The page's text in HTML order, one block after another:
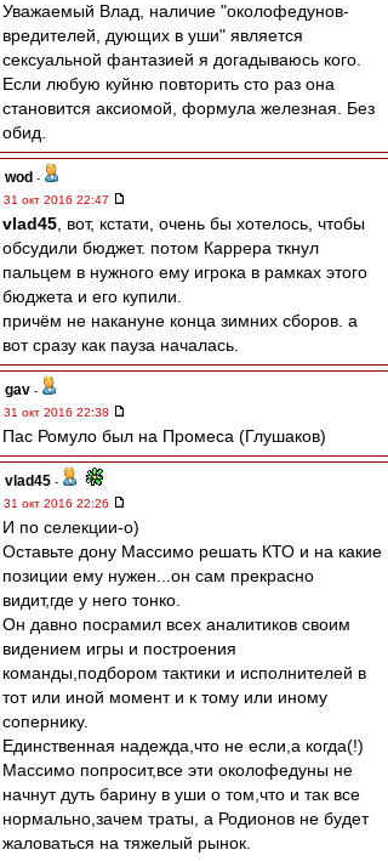
Уважаемый Влад, наличие "околофедунов-
вредителей, дующих в уши" является
сексуальной фантазией я догадываюсь кого.
Если любую куйню повторить сто раз она
становится аксиомой, формула железная. Без
обид.
wod -
31 окт 2016 22:47
vlad45 , вот, кстати, очень бы хотелось, чтобы
обсудили бюджет. потом Каррера ткнул
пальцем в нужного ему игрока в рамках этого
бюджета и его купили.
причём не накануне конца зимних сборов. а
вот сразу как пауза началась.
gav -
31 окт 2016 22:38
Пас Ромуло был на Промеса (Глушаков)
vlad45 -
31 окт 2016 22:26
И по селекции-о)
Оставьте дону Массимо решать КТО и на какие
позиции ему нужен...он сам прекрасно
видит,где у него тонко.
Он давно посрамил всех аналитиков своим
видением игры и построения
команды,подбором тактики и исполнителей в
тот или иной момент и к тому или иному
сопернику.
Единственная надежда,что не если,а когда(!)
Массимо попросит,все эти околофедуны не
начнут дуть барину в уши о том,что и так все
нормально,зачем траты, а Родионов не будет
жаловаться на тяжелый рынок.